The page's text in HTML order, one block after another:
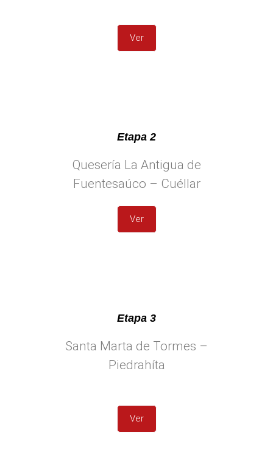
Ver
Etapa 2
Quesería La Antigua de
Fuentesaúco – Cuéllar
Ver
Etapa 3
Santa Marta de Tormes –
Piedrahíta
Ver